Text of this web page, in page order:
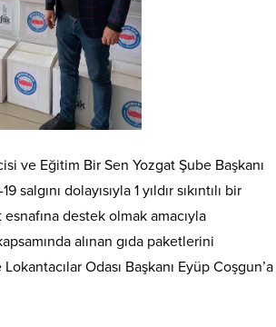
ve Eğitim Bir Sen Yozgat Şube Başkanı
dolayısıyla 1 yıldır sıkıntılı bir
destek olmak amacıyla
alınan gıda paketlerini
Odası Başkanı Eyüp Coşgun’a